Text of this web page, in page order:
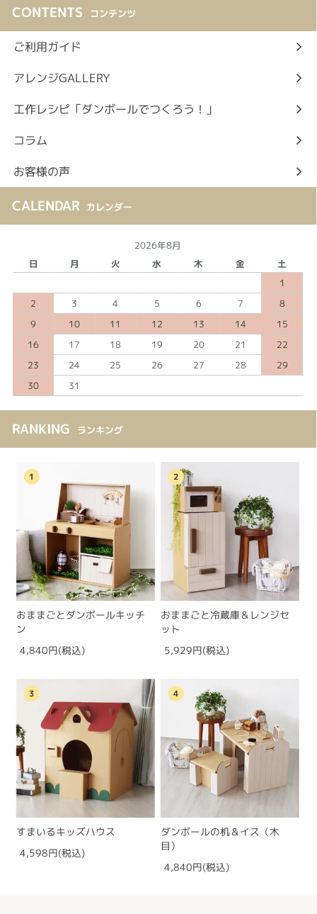
CONTENTS コンテンツ
ご利用ガイド
アレンジGALLERY
工作レシピ「ダンボールでつくろう！」
コラム
お客様の声
CALENDAR カレンダー
2026年8月
日 月 火 水 木 金 土
1
2
3 4 5 6 7
8
9
10 11 12 13 14
15
16
17 18 19 20 21
22
23
24 25 26 27 28
29
30
31
RANKING ランキング
1
おままごとダンボールキッチ
ン
4,840円(税込)
2
おままごと冷蔵庫＆レンジセ
ット
5,929円(税込)
3
すまいるキッズハウス
4,598円(税込)
4
ダンボールの机＆イス（木
目）
4,840円(税込)